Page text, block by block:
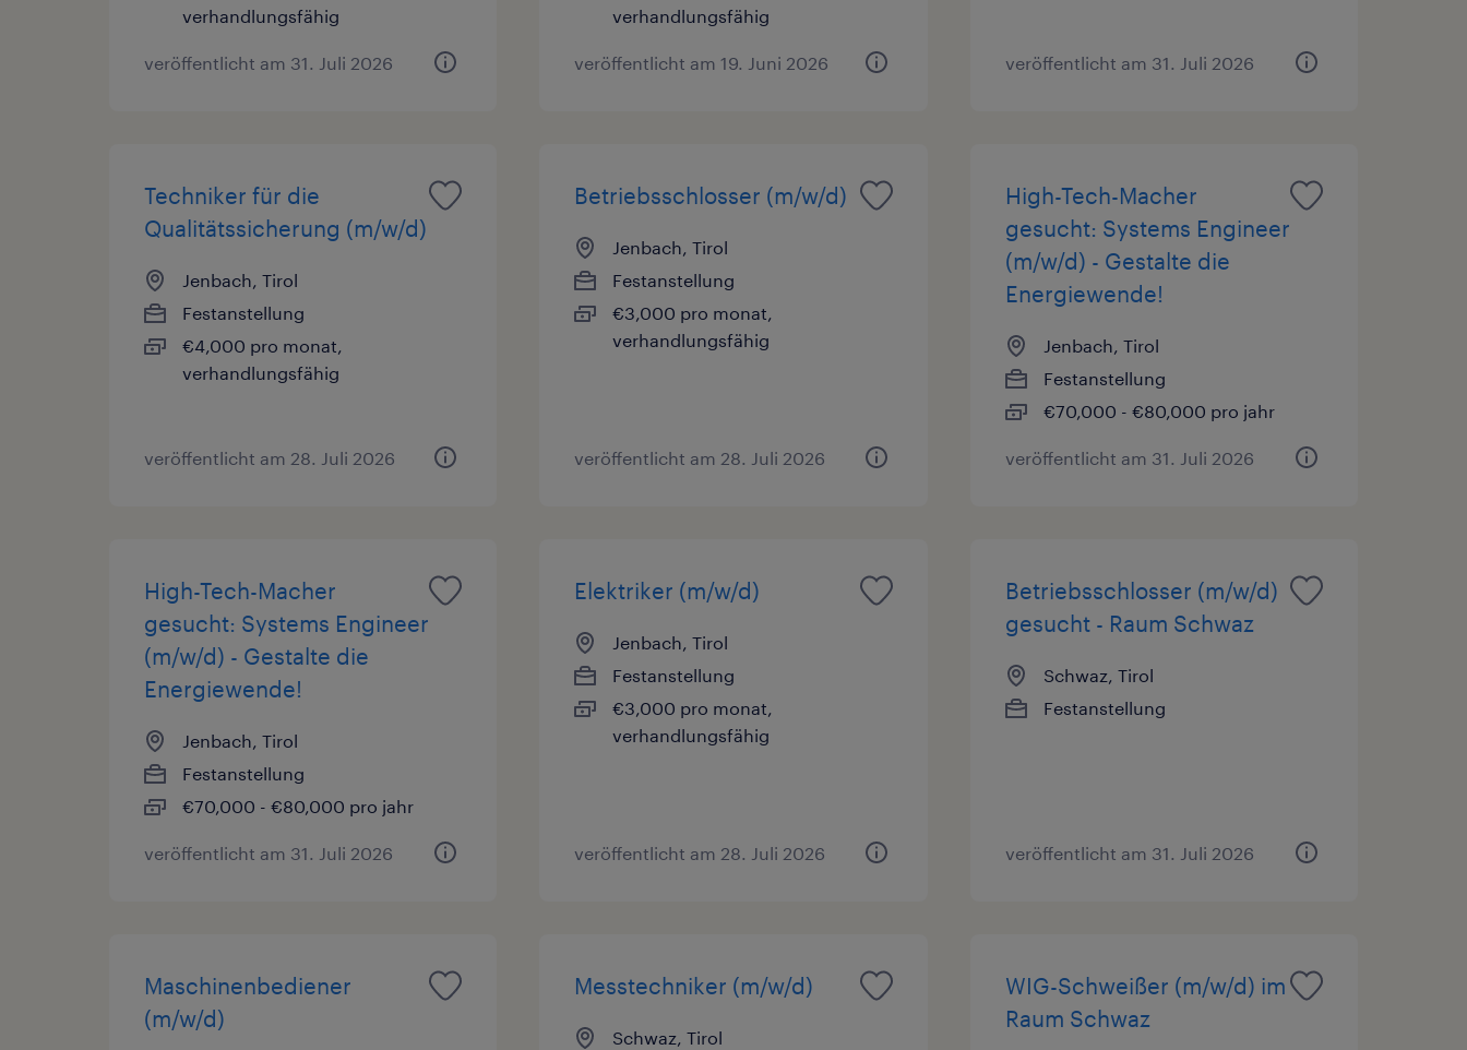
verhandlungsfähig
veröffentlicht am 31. Juli 2026
verhandlungsfähig
veröffentlicht am 19. Juni 2026 veröffentlicht am 31. Juli 2026
Techniker für die
Qualitätssicherung (m/w/d)
Jenbach, Tirol
Festanstellung
€4,000 pro monat,
verhandlungsfähig
veröffentlicht am 28. Juli 2026
Betriebsschlosser (m/w/d)
Jenbach, Tirol
Festanstellung
€3,000 pro monat,
verhandlungsfähig
veröffentlicht am 28. Juli 2026
High-Tech-Macher
gesucht: Systems Engineer
(m/w/d) - Gestalte die
Energiewende!
Jenbach, Tirol
Festanstellung
€70,000 - €80,000 pro jahr
veröffentlicht am 31. Juli 2026
High-Tech-Macher
gesucht: Systems Engineer
(m/w/d) - Gestalte die
Energiewende!
Jenbach, Tirol
Festanstellung
€70,000 - €80,000 pro jahr
veröffentlicht am 31. Juli 2026
Elektriker (m/w/d)
Jenbach, Tirol
Festanstellung
€3,000 pro monat,
verhandlungsfähig
veröffentlicht am 28. Juli 2026
Betriebsschlosser (m/w/d)
gesucht - Raum Schwaz
Schwaz, Tirol
Festanstellung
veröffentlicht am 31. Juli 2026
Maschinenbediener
(m/w/d)
Messtechniker (m/w/d)
Schwaz, Tirol
WIG-Schweißer (m/w/d) im
Raum Schwaz